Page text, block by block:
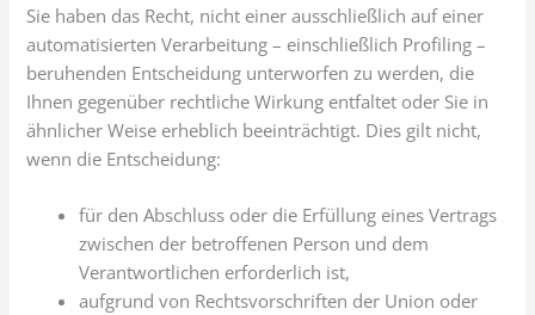
Sie haben das Recht, nicht einer ausschließlich auf einer
automatisierten Verarbeitung – einschließlich Profiling –
beruhenden Entscheidung unterworfen zu werden, die
Ihnen gegenüber rechtliche Wirkung entfaltet oder Sie in
ähnlicher Weise erheblich beeinträchtigt. Dies gilt nicht,
wenn die Entscheidung:
für den Abschluss oder die Erfüllung eines Vertrags
zwischen der betroffenen Person und dem
Verantwortlichen erforderlich ist,
aufgrund von Rechtsvorschriften der Union oder